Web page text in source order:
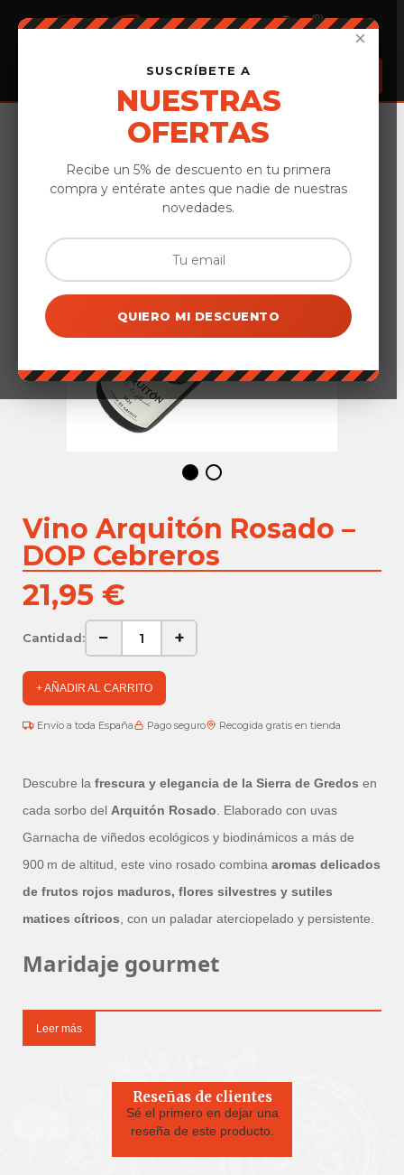
×
SUSCRÍBETE A
NUESTRAS
OFERTAS
Recibe un 5% de descuento en tu primera
compra y entérate antes que nadie de nuestras
novedades.
QUIERO MI DESCUENTO
(0)
›Vino Arquitón Rosado – DOP Cebreros
Vino Arquitón Rosado –
DOP Cebreros
21,95 €
Cantidad: − +
+ AÑADIR AL CARRITO
Envío a toda España Pago seguro Recogida gratis en tienda
Descubre la frescura y elegancia de la Sierra de Gredos en
cada sorbo del Arquitón Rosado . Elaborado con uvas
Garnacha de viñedos ecológicos y biodinámicos a más de
900 m de altitud, este vino rosado combina aromas delicados
de frutos rojos maduros, flores silvestres y sutiles
matices cítricos , con un paladar aterciopelado y persistente.
Maridaje gourmet
Pescados y mariscos delicados
Ensaladas gourmet y platos de temporada
Quesos suaves o semicurados, acompañando
Leer más
Reseñas de clientes
Sé el primero en dejar una
reseña de este producto.